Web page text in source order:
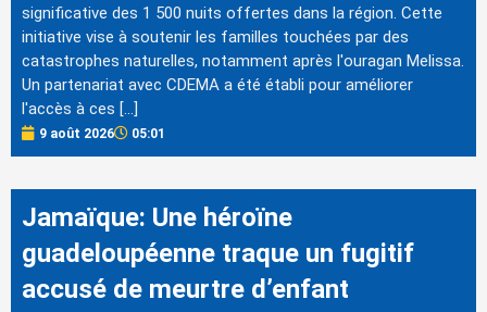
significative des 1 500 nuits offertes dans la région. Cette
initiative vise à soutenir les familles touchées par des
catastrophes naturelles, notamment après l'ouragan Melissa.
Un partenariat avec CDEMA a été établi pour améliorer
l'accès à ces […]
9 août 2026 05:01
Jamaïque: Une héroïne
guadeloupéenne traque un fugitif
accusé de meurtre d’enfant